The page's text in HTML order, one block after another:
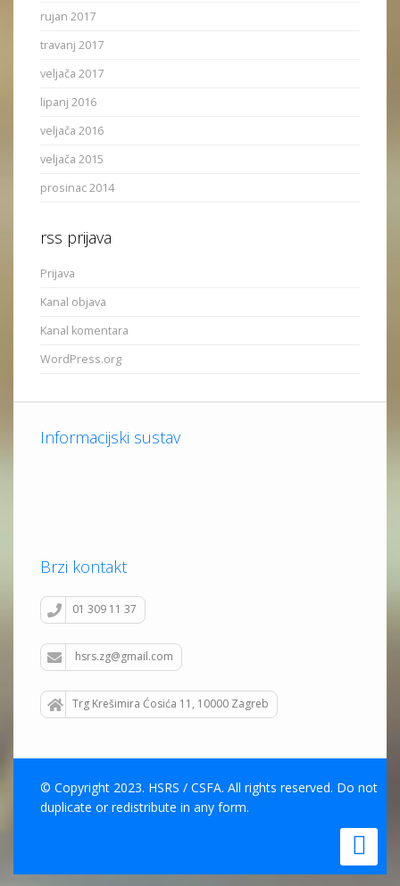
rujan 2017
travanj 2017
veljača 2017
lipanj 2016
veljača 2016
veljača 2015
prosinac 2014
rss prijava
Prijava
Kanal objava
Kanal komentara
WordPress.org
Informacijski sustav
Brzi kontakt
01 309 11 37
hsrs.zg@gmail.com
Trg Krešimira Ćosića 11, 10000 Zagreb
© Copyright 2023. HSRS / CSFA. All rights reserved. Do not
duplicate or redistribute in any form.